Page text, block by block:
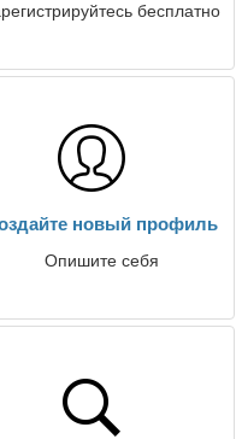
бесплатно
новый профиль
Опишите себя